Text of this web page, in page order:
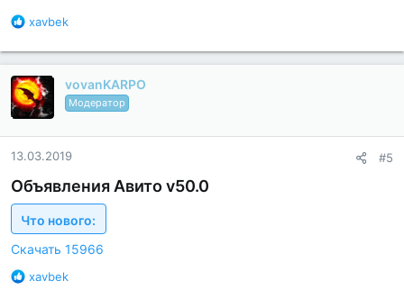
Б
а
г
о
д
а
р
н
с
и
:
xavbek
vovanKARPO
Модератор
13.03.2019 #5
Объявления Авито v50.0
Что нового:
Скачать 15966
Б
xavbek